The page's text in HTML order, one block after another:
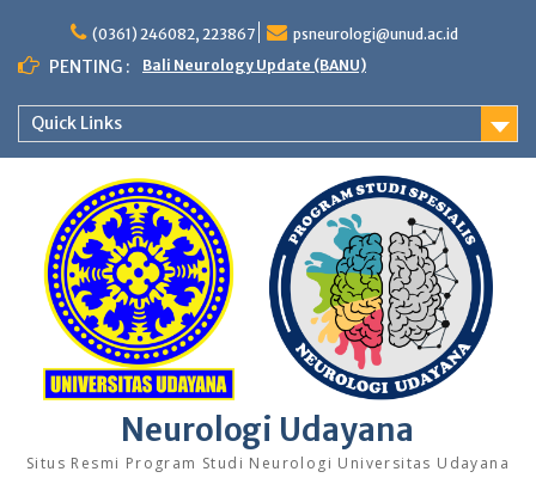
content
(0361) 246082, 223867 psneurologi@unud.ac.id
PENTING : Bali Neurology Update (BANU)
Quick Links
Neurologi Udayana
Situs Resmi Program Studi Neurologi Universitas Udayana